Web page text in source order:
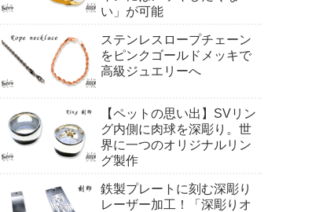
い」が可能
ステンレスロープチェーン
をピンクゴールドメッキで
高級ジュエリーへ
【ペットの思い出】SVリン
グ内側に肉球を深彫り。世
界に一つのオリジナルリン
グ製作
鉄製プレートに刻む深彫り
レーザー加工！「深彫りオ